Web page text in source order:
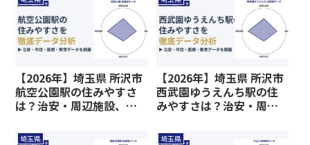
【2026年】埼玉県 所沢市
航空公園駅の住みやすさ
は？治安・周辺施設、教
る情報を解説
【2026年】埼玉県 所沢市
西武園ゆうえんち駅の住
みやすさは？治安・周辺
しに関わる情報を解説
埼玉県 埼玉県